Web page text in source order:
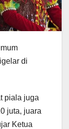
di
piala juga
juta, juara
Ketua